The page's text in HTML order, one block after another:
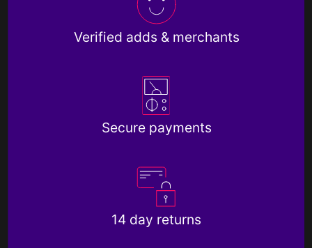
Verified adds & merchants
Secure payments
14 day returns